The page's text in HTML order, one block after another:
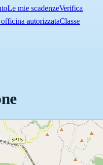
Le mie scadenzeVerifica
autorizzataClasse